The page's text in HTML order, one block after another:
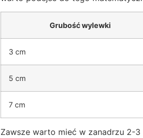
Grubość wylewki
3 cm
5 cm
7 cm
Zawsze warto mieć w zanadrzu 2-